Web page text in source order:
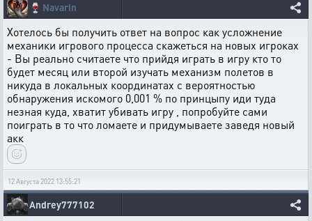
🍷 Navarin
Хотелось бы получить ответ на вопрос как усложнение
механики игрового процесса скажеться на новых игроках
- Вы реально считаете что прийдя играть в игру кто то
будет месяц или второй изучать механизм полетов в
никуда в локальных координатах с вероятностью
обнаружения искомого 0,001 % по принцыпу иди туда
незная куда, хватит убивать игру , попробуйте сами
поиграть в то что ломаете и придумываете заведя новый
акк
12 Августа 2022 13:55:21
Andrey777102